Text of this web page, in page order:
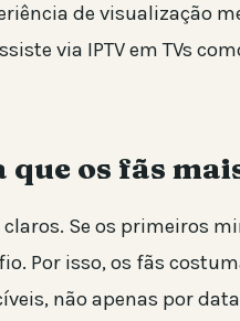
de visualização
via IPTV em TVs
os fãs
Se os primeiros
Por isso, os fãs
não apenas por